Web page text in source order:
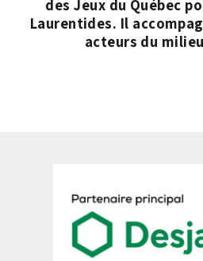
des Jeux du Québec
Laurentides. Il
acteurs du